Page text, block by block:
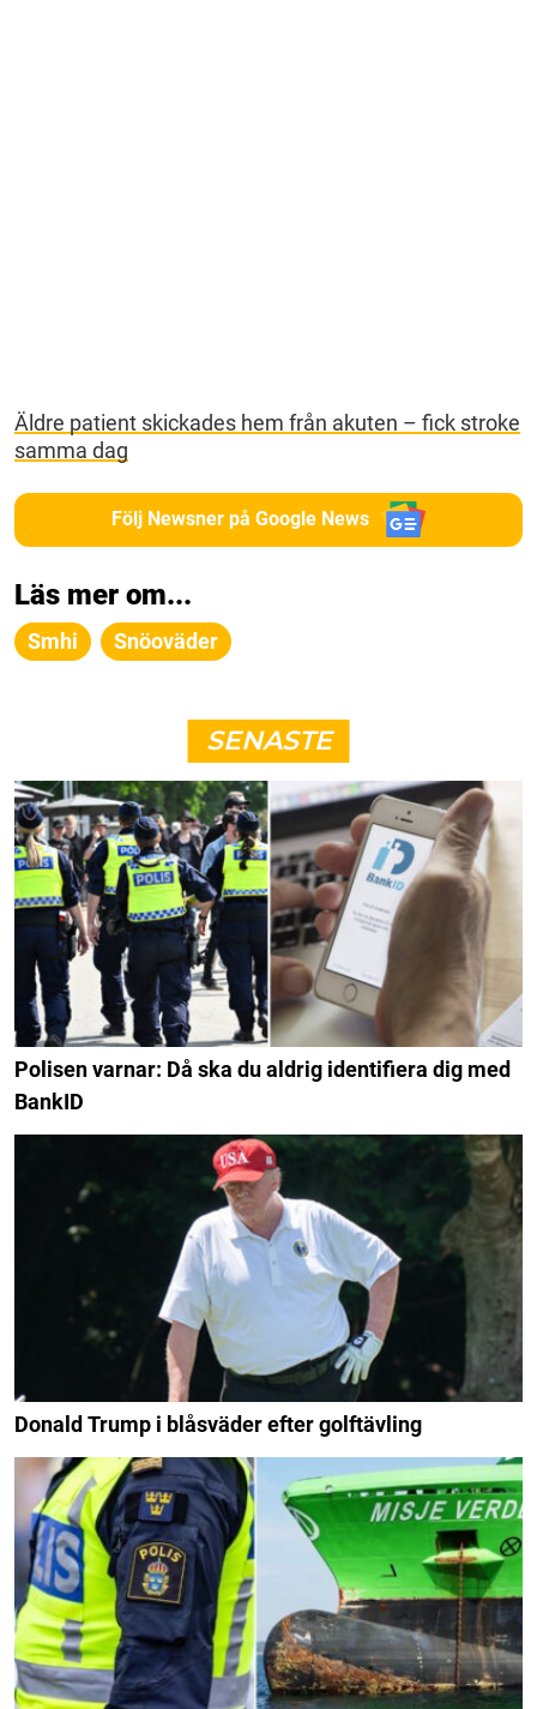
Äldre patient skickades hem från akuten – fick stroke
samma dag
Följ Newsner på Google News
Läs mer om...
Smhi Snöoväder
SENASTE
Polisen varnar: Då ska du aldrig identifiera dig med
BankID
Donald Trump i blåsväder efter golftävling